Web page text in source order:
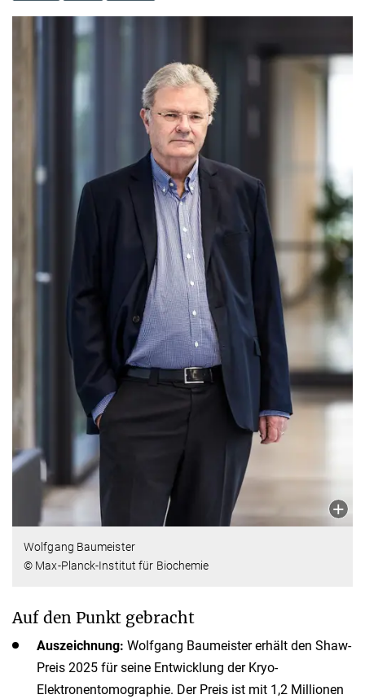
Wolfgang Baumeister
© Max-Planck-Institut für Biochemie
Auf den Punkt gebracht
Auszeichnung: Wolfgang Baumeister erhält den Shaw-
Preis 2025 für seine Entwicklung der Kryo-
Elektronentomographie. Der Preis ist mit 1,2 Millionen